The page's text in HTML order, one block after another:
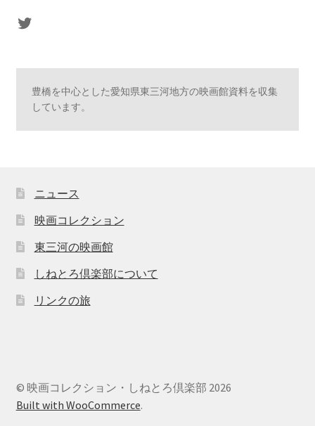
sasaki's Twitter
豊橋を中心とした愛知県東三河地方の映画館資料を収集
しています。
ニュース
映画コレクション
東三河の映画館
しねとろ倶楽部について
リンクの旅
© 映画コレクション・しねとろ倶楽部 2026
Built with WooCommerce.